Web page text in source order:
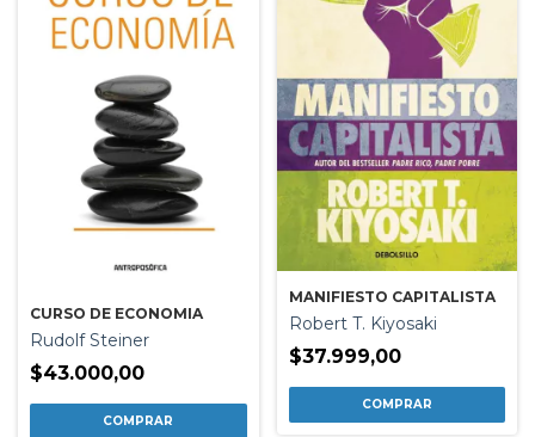
CURSO DE ECONOMIA
Rudolf Steiner
$43.000,00
MANIFIESTO CAPITALISTA
Robert T. Kiyosaki
$37.999,00